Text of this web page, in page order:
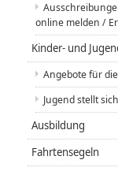
online melden /
Kinder- und
Angebote für
Jugend stellt
Ausbildung
Fahrtensegeln